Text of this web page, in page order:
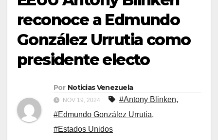
reconoce a Edmundo
González Urrutia como
presidente electo
Por Noticias Venezuela
NOV 19, 2024 #Antony Blinken,
#Edmundo González Urrutia,
#Estados Unidos